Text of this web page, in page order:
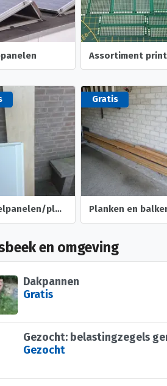
Meubelpanelen/planken
Gratis
Planken en
en omgeving
Dakpannen
Gratis
Gezocht: belastingzegels
Gezocht